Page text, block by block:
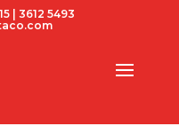
| 3612 5493